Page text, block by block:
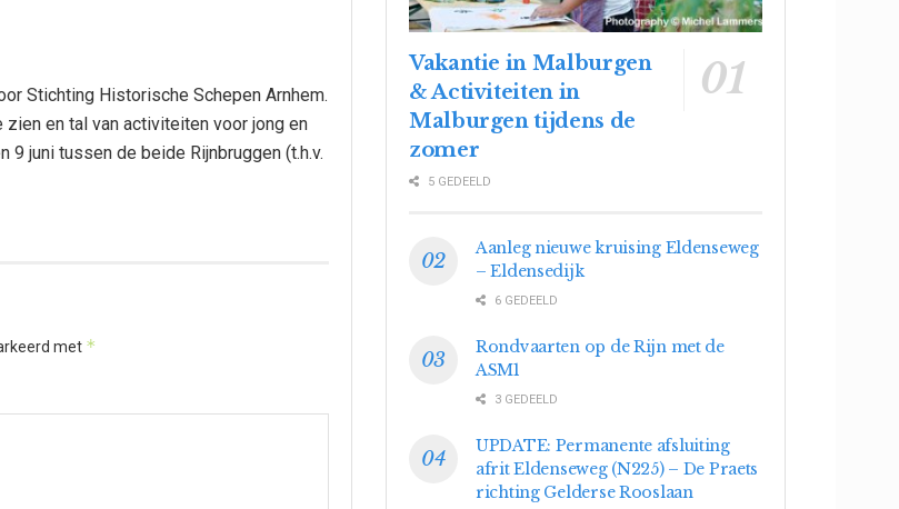
Stichting Historische Schepen Arnhem.
en tal van activiteiten voor jong en
juni tussen de beide Rijnbruggen (t.h.v.
met *
Vakantie in Malburgen
& Activiteiten in
Malburgen tijdens de
zomer
5 GEDEELD
Aanleg nieuwe kruising Eldenseweg
– Eldensedijk
6 GEDEELD
Rondvaarten op de Rijn met de
ASM1
3 GEDEELD
UPDATE: Permanente afsluiting
afrit Eldenseweg (N225) – De Praets
richting Gelderse Rooslaan